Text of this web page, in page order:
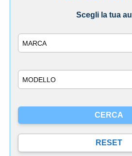
Scegli la tua